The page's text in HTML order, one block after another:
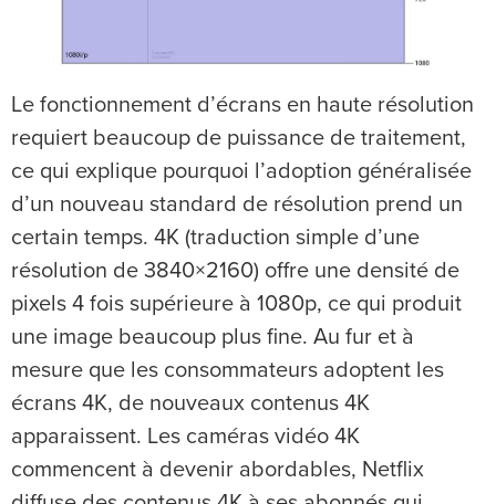
Le fonctionnement d’écrans en haute résolution
requiert beaucoup de puissance de traitement,
ce qui explique pourquoi l’adoption généralisée
d’un nouveau standard de résolution prend un
certain temps. 4K (traduction simple d’une
résolution de 3840×2160) offre une densité de
pixels 4 fois supérieure à 1080p, ce qui produit
une image beaucoup plus fine. Au fur et à
mesure que les consommateurs adoptent les
écrans 4K, de nouveaux contenus 4K
apparaissent. Les caméras vidéo 4K
commencent à devenir abordables, Netflix